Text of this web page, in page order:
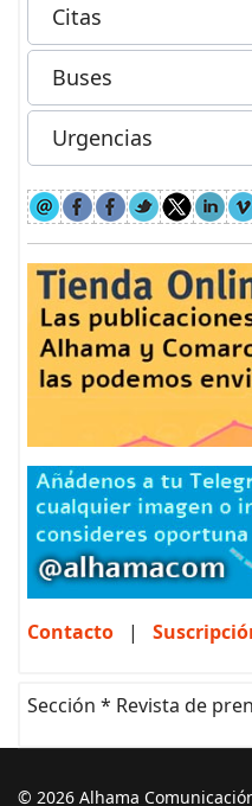
Citas
Buses
Urgencias
Contacto |
Sección * Revista de
© 2026 Alhama